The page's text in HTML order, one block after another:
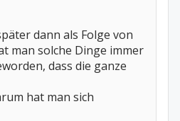
dann als Folge von
man solche Dinge immer
dass die ganze
hat man sich